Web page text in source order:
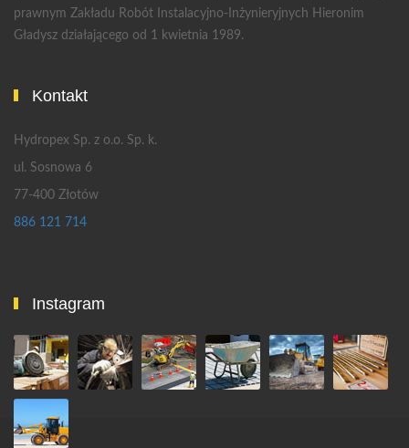
prawnym Zakładu Robót Instalacyjno-Inżynieryjnych Hieronim
Gładysz działającego od 1 kwietnia 1989.
Kontakt
Hydropex Sp. z o.o. Sp. k.
ul. Sosnowa 6
77-400 Złotów
886 121 714
Instagram